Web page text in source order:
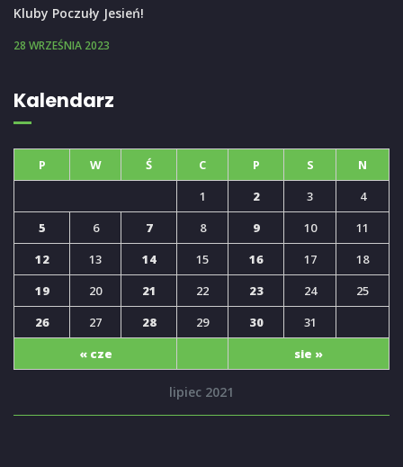
Kluby Poczuły Jesień!
28 WRZEŚNIA 2023
Kalendarz
lipiec 2021
P W Ś C P S N
« cze sie »
1 2 3
4
5
6 7 8 9 10
11
12
13 14 15 16 17
18
19
20 21 22 23 24
25
26
27 28 29 30 31